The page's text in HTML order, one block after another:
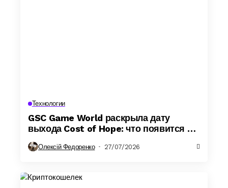
Технологии
GSC Game World раскрыла дату
выхода Cost of Hope: что появится в
S.T.A.L.K.E.R. 2
Олексій Федоренко 27/07/2026